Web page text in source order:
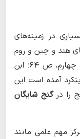
در زمینه‌های
هند و چین و روم
پراکنده بودند را گردآوری کردند (دینکرد چهارم، ص ۶۴؛ ابن
که در دینکرد آمده است این
را درگنج شایگان
مهم علمی مانند